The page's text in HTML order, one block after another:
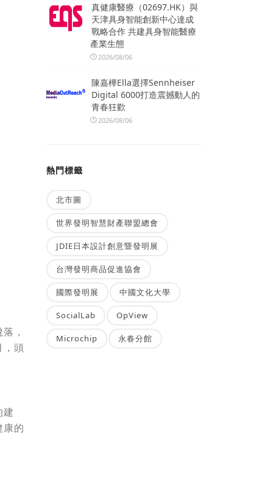
，
，頭
建
康的
真健康醫療（02697.HK）與
天津具身智能創新中心達成
戰略合作 共建具身智能醫療
產業生態
2026/08/06
陳嘉樺Ella選擇Sennheiser
Digital 6000打造震撼動人的
青春狂歡
2026/08/06
熱門標籤
北市圖
世界發明智慧財產聯盟總會
JDIE日本設計創意暨發明展
台灣發明商品促進協會
國際發明展 中國文化大學
SocialLab OpView
Microchip 永春分館